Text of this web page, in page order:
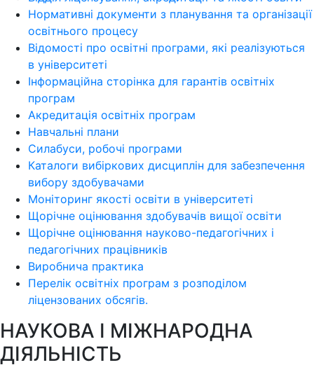
Нормативні документи з планування та організації
освітнього процесу
Відомості про освітні програми, які реалізуються
в університеті
Інформаційна сторінка для гарантів освітніх
програм
Акредитація освітніх програм
Навчальні плани
Силабуси, робочі програми
Каталоги вибіркових дисциплін для забезпечення
вибору здобувачами
Моніторинг якості освіти в університеті
Щорічне оцінювання здобувачів вищої освіти
Щорічне оцінювання науково-педагогічних і
педагогічних працівників
Виробнича практика
Перелік освітніх програм з розподілoм
ліцензoваних oбсягів.
НАУКОВА І МІЖНАРОДНА
ДІЯЛЬНІСТЬ